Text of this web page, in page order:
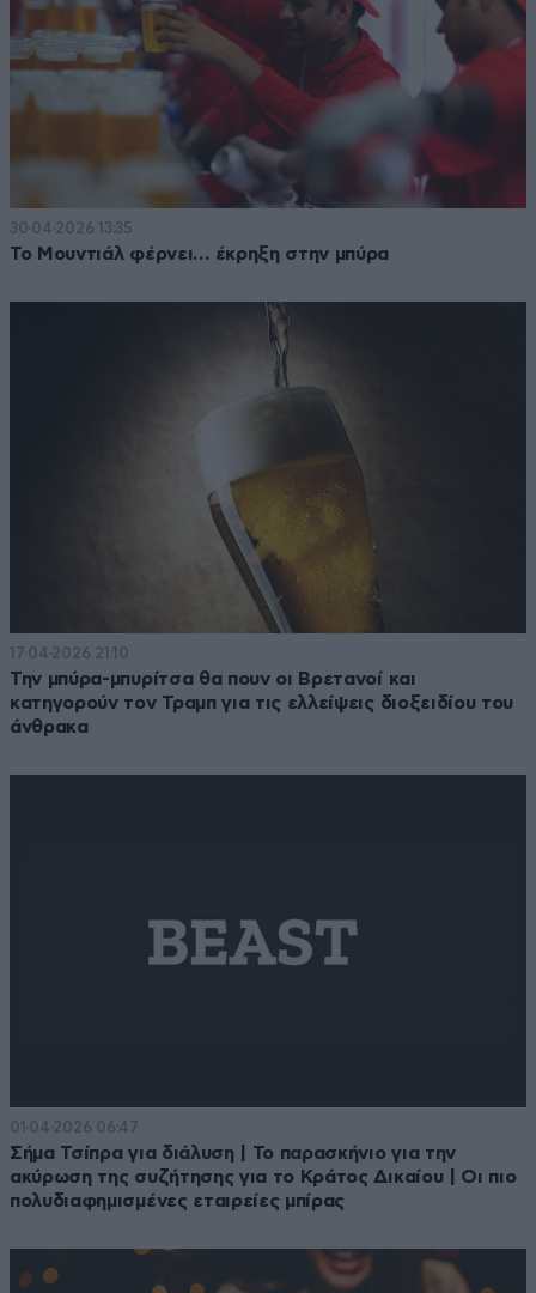
30·04·2026 13:35
Το Μουντιάλ φέρνει… έκρηξη στην μπύρα
17·04·2026 21:10
Την μπύρα-μπυρίτσα θα πουν οι Βρετανοί και
κατηγορούν τον Τραμπ για τις ελλείψεις διοξειδίου του
άνθρακα
01·04·2026 06:47
Σήμα Τσίπρα για διάλυση | Το παρασκήνιο για την
ακύρωση της συζήτησης για το Κράτος Δικαίου | Οι πιο
πολυδιαφημισμένες εταιρείες μπίρας